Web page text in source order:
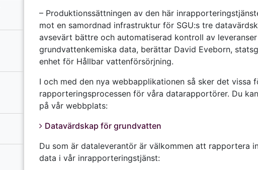
– Produktionssättningen av den här
mot en samordnad infrastruktur för SGU:s tre
avsevärt bättre och automatiserad kontroll av
grundvattenkemiska data, berättar David Eveborn,
enhet för Hållbar vattenförsörjning.
I och med den nya webbapplikationen så sker det vissa
rapporteringsprocessen för våra datarapportörer. Du
på vår webbplats:
Datavärdskap för grundvatten
Du som är dataleverantör är välkommen att rapportera
data i vår inrapporteringstjänst: